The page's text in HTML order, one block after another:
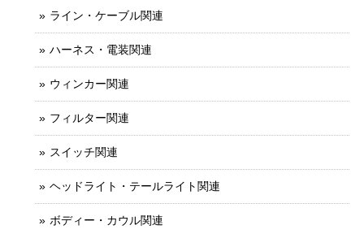
ライン・ケーブル関連
ハーネス・電装関連
ウィンカー関連
フィルター関連
スイッチ関連
ヘッドライト・テールライト関連
ボディー・カウル関連